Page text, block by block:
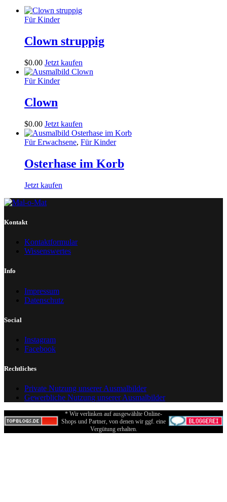
Für Kinder
Clown struppig
$0.00 Jetzt kaufen
Für Kinder
Clown
$0.00 Jetzt kaufen
Für Erwachsene, Für Kinder
Osterhase im Korb
Jetzt kaufen
Kontakt
Kontaktformular
Wissenswertes
Info
Impressum
Datenschutz
Social
Instagram
Facebook
Rechtliches
Private Nutzung unserer Ausmalbilder
Gewerbliche Nutzung unserer Ausmalbilder
* Wir verlinken auf ausgewählte Online-
Shops und Partner, von denen wir ggf. eine
Vergütung erhalten.